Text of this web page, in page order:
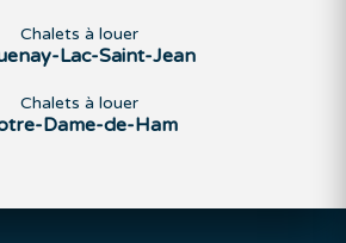
Chalets à louer
Lac-Saint-Jean
Chalets à louer
Dame-de-Ham